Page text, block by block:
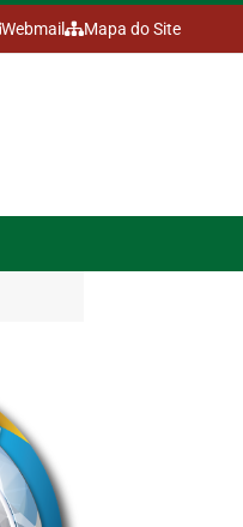
Webmail Mapa do Site